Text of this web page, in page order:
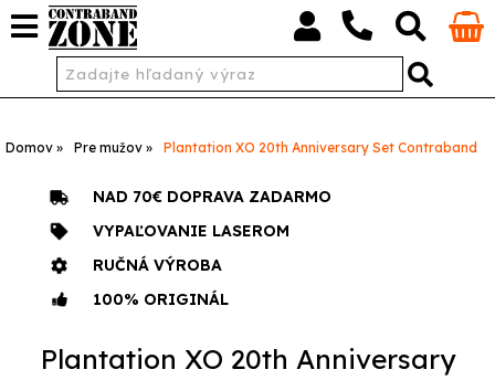
Domov Pre mužov Plantation XO 20th Anniversary Set Contraband
NAD 70€ DOPRAVA ZADARMO
VYPAĽOVANIE LASEROM
RUČNÁ VÝROBA
100% ORIGINÁL
Plantation XO 20th Anniversary